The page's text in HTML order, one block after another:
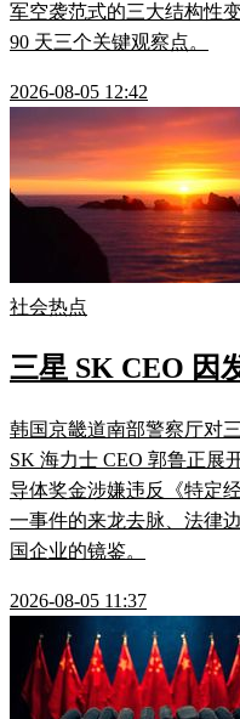
军空袭范式的三大结构性
90 天三个关键观察点。
2026-08-05 12:42
社会热点
三星 SK CEO 因
韩国京畿道南部警察厅对
SK 海力士 CEO 郭鲁正展
导体奖金涉嫌违反《特定
一事件的来龙去脉、法律
国企业的镜鉴。
2026-08-05 11:37